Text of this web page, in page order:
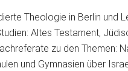
Theologie in Berlin und
Altes Testament,
zu den Themen:
und Gymnasien über